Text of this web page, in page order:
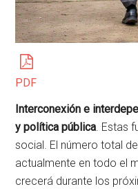
PDF
Interconexión e
y política pública. Estas
social. El número total
actualmente en todo el
crecerá durante los